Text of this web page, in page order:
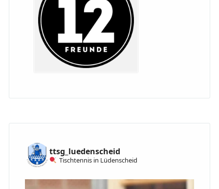
ttsg_luedenscheid
Tischtennis in Lüdenscheid